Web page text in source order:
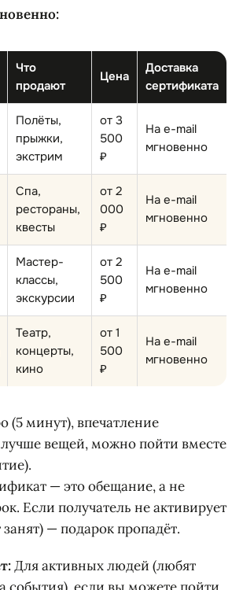
Что
продают
Цена
Доставка
сертификата
Полёты,
прыжки,
экстрим
от 3
500
₽
На e-mail
мгновенно
Спа,
рестораны,
квесты
от 2
000
₽
На e-mail
мгновенно
Мастер-
классы,
экскурсии
от 2
500
₽
На e-mail
мгновенно
Театр,
концерты,
кино
от 1
500
₽
На e-mail
мгновенно
(5 минут), впечатление
вещей, можно пойти вместе
— это обещание, а не
Если получатель не активирует
занят) — подарок пропадёт.
Для активных людей (любят